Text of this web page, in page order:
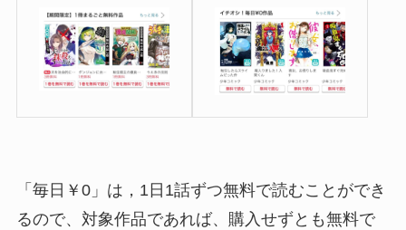
「毎日￥0」は，1日1話ずつ無料で読むことができ
るので、対象作品であれば、購入せずとも無料で